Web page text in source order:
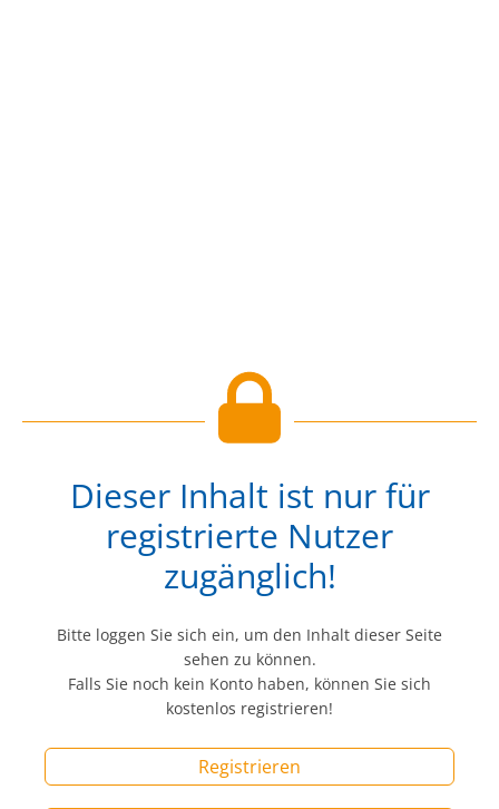
Dieser Inhalt ist nur für
registrierte Nutzer
zugänglich!
Bitte loggen Sie sich ein, um den Inhalt dieser Seite
sehen zu können.
Falls Sie noch kein Konto haben, können Sie sich
kostenlos registrieren!
Registrieren